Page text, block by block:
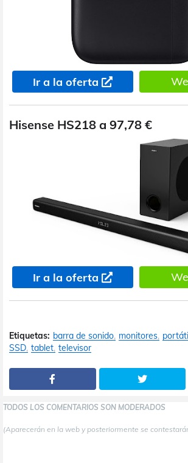
Ir a la oferta
Hisense HS218 a 97,78 €
Ir a la oferta
Etiquetas: barra de sonido monitores
SSD tablet televisor
TODOS LOS COMENTARIOS SON MODERADOS
(Aparecerán en la web y posteriormente se